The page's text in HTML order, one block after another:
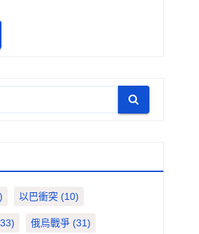
以巴衝突 (10)
俄烏戰爭 (31)